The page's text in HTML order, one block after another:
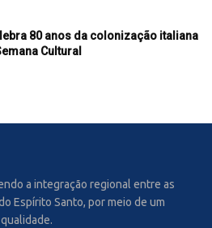
80 anos da colonização italiana
Cultural
a integração regional entre as
Espírito Santo, por meio de um